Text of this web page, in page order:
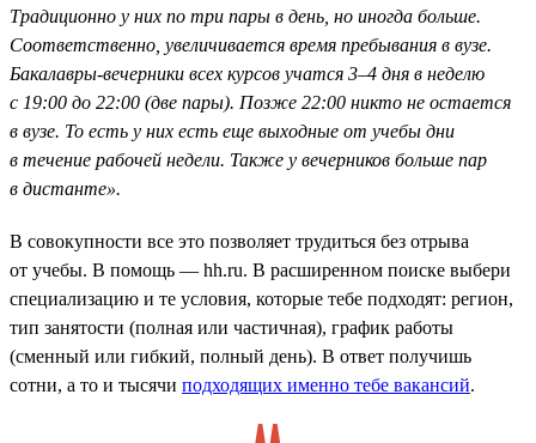
Традиционно у них по три пары в день, но иногда больше.
Соответственно, увеличивается время пребывания в вузе.
Бакалавры-вечерники всех курсов учатся 3–4 дня в неделю
с 19:00 до 22:00 (две пары). Позже 22:00 никто не остается
в вузе. То есть у них есть еще выходные от учебы дни
в течение рабочей недели. Также у вечерников больше пар
в дистанте».
В совокупности все это позволяет трудиться без отрыва
от учебы. В помощь — hh.ru. В расширенном поиске выбери
специализацию и те условия, которые тебе подходят: регион,
тип занятости (полная или частичная), график работы
(сменный или гибкий, полный день). В ответ получишь
сотни, а то и тысячи подходящих именно тебе вакансий.